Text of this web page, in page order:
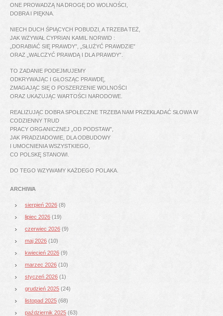
ONE PROWADZĄ NA DROGĘ DO WOLNOŚCI,
DOBRA I PIĘKNA.
NIECH DUCH ŚPIĄCYCH POBUDZI, A TRZEBA TEŻ,
JAK WZYWAŁ CYPRIAN KAMIL NORWID :
„DORABIAĆ SIĘ PRAWDY”, „SŁUŻYĆ PRAWDZIE”
ORAZ „WALCZYĆ PRAWDĄ I DLA PRAWDY”.
TO ZADANIE PODEJMUJEMY
ODKRYWAJĄC I GŁOSZĄC PRAWDĘ,
ZMAGAJĄC SIĘ O POSZERZENIE WOLNOŚCI
ORAZ UKAZUJĄC WARTOŚCI NARODOWE.
REALIZUJĄC DOBRA SPOŁECZNE TRZEBA NAM PRZEKŁADAĆ SŁOWA W
CODZIENNY TRUD
PRACY ORGANICZNEJ „OD PODSTAW”,
JAK PRADZIADOWIE, DLA ODBUDOWY
I UMOCNIENIA WSZYSTKIEGO,
CO POLSKĘ STANOWI.
DO TEGO WZYWAMY KAŻDEGO POLAKA.
ARCHIWA
sierpień 2026 (8)
lipiec 2026 (19)
czerwiec 2026 (9)
maj 2026 (10)
kwiecień 2026 (9)
marzec 2026 (10)
styczeń 2026 (1)
grudzień 2025 (24)
listopad 2025 (68)
październik 2025 (63)